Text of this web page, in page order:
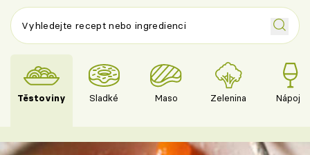
Těstoviny Sladké Maso Zelenina Nápoje